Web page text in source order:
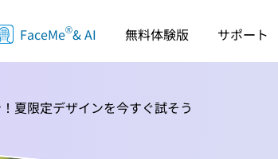
FaceMe®& AI 無料体験版 サポート
夏限定デザインを今すぐ試そう